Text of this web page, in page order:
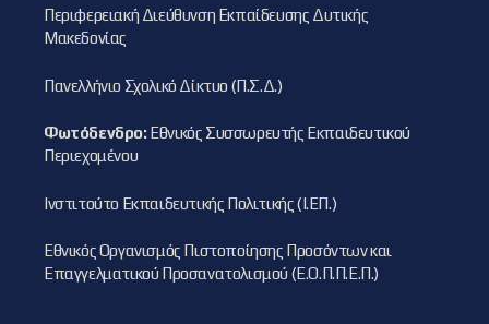
Περιφερειακή Διεύθυνση Εκπαίδευσης Δυτικής
Μακεδονίας
Πανελλήνιο Σχολικό Δίκτυο (Π.Σ.Δ.)
Φωτόδενδρο:Εθνικός Συσσωρευτής Εκπαιδευτικού
Περιεχομένου
Ινστιτούτο Εκπαιδευτικής Πολιτικής (Ι.ΕΠ.)
Εθνικός Οργανισμός Πιστοποίησης Προσόντων και
Επαγγελματικού Προσανατολισμού (Ε.Ο.Π.Π.Ε.Π.)